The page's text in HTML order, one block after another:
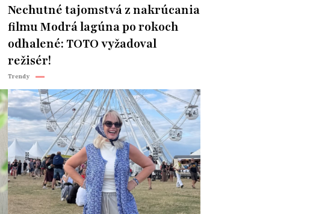
Nechutné tajomstvá z nakrúcania
filmu Modrá lagúna po rokoch
odhalené: TOTO vyžadoval
režisér!
Trendy